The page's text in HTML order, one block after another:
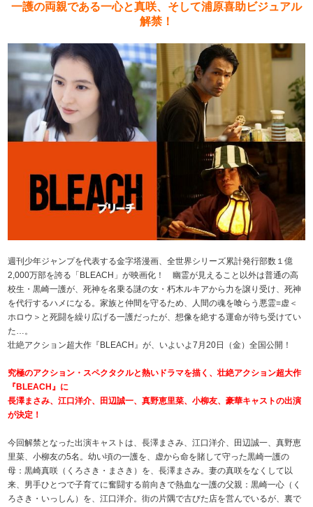
一護の両親である一心と真咲、そして浦原喜助ビジュアル
解禁！
週刊少年ジャンプを代表する金字塔漫画、全世界シリーズ累計発行部数１億
2,000万部を誇る「BLEACH」が映画化！ 幽霊が見えること以外は普通の高
校生・黒崎一護が、死神を名乗る謎の女・朽木ルキアから力を譲り受け、死神
を代行するハメになる。家族と仲間を守るため、人間の魂を喰らう悪霊=虚＜
ホロウ＞と死闘を繰り広げる一護だったが、想像を絶する運命が待ち受けてい
た…。
壮絶アクション超大作『BLEACH』が、いよいよ7月20日（金）全国公開！
究極のアクション・スペクタクルと熱いドラマを描く、壮絶アクション超大作
『BLEACH』に
長澤まさみ、江口洋介、田辺誠一、真野恵里菜、小柳友、豪華キャストの出演
が決定！
今回解禁となった出演キャストは、長澤まさみ、江口洋介、田辺誠一、真野恵
里菜、小柳友の5名。幼い頃の一護を、虚から命を賭して守った黒崎一護の
母：黒崎真咲（くろさき・まさき）を、長澤まさみ。妻の真咲をなくして以
来、男手ひとつで子育てに奮闘する前向きで熱血な一護の父親：黒崎一心（く
ろさき・いっしん）を、江口洋介。街の片隅で古びた店を営んでいるが、裏で